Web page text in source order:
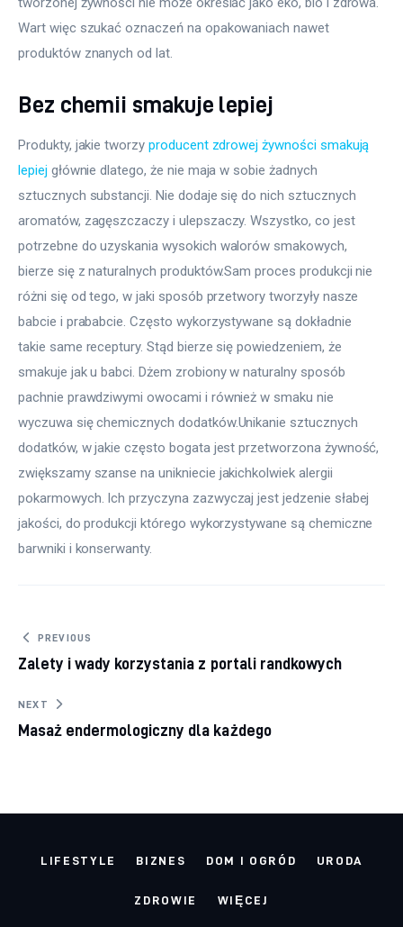
Wart więc szukać oznaczeń na opakowaniach nawet
produktów znanych od lat.
Bez chemii smakuje lepiej
Produkty, jakie tworzy producent zdrowej żywności smakują
lepiej głównie dlatego, że nie maja w sobie żadnych
sztucznych substancji. Nie dodaje się do nich sztucznych
aromatów, zagęszczaczy i ulepszaczy. Wszystko, co jest
potrzebne do uzyskania wysokich walorów smakowych,
bierze się z naturalnych produktów.Sam proces produkcji nie
różni się od tego, w jaki sposób przetwory tworzyły nasze
babcie i prababcie. Często wykorzystywane są dokładnie
takie same receptury. Stąd bierze się powiedzeniem, że
smakuje jak u babci. Dżem zrobiony w naturalny sposób
pachnie prawdziwymi owocami i również w smaku nie
wyczuwa się chemicznych dodatków.Unikanie sztucznych
dodatków, w jakie często bogata jest przetworzona żywność,
zwiększamy szanse na unikniecie jakichkolwiek alergii
pokarmowych. Ich przyczyna zazwyczaj jest jedzenie słabej
jakości, do produkcji którego wykorzystywane są chemiczne
barwniki i konserwanty.
Nawigacja wpisu
PREVIOUS
Zalety i wady korzystania z portali randkowych
NEXT
Masaż endermologiczny dla każdego
LIFESTYLE BIZNES DOM I OGRÓD URODA
ZDROWIE WIĘCEJ